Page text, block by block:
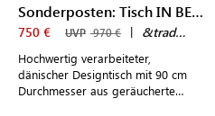
Sonderposten: Tisch IN BETWEEN SK3
750 € UVP 970 € | &tradition
Hochwertig verarbeiteter,
dänischer Designtisch mit 90 cm
Durchmesser aus geräuchertem